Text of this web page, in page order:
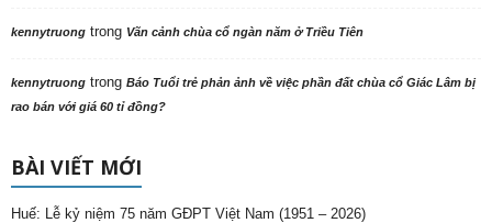
kennytruong trong Vãn cảnh chùa cổ ngàn năm ở Triều Tiên
kennytruong trong Báo Tuổi trẻ phản ảnh về việc phần đất chùa cổ Giác Lâm bị
rao bán với giá 60 tỉ đồng?
BÀI VIẾT MỚI
Huế: Lễ kỷ niệm 75 năm GĐPT Việt Nam (1951 – 2026)